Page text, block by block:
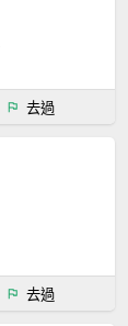
去過
去過